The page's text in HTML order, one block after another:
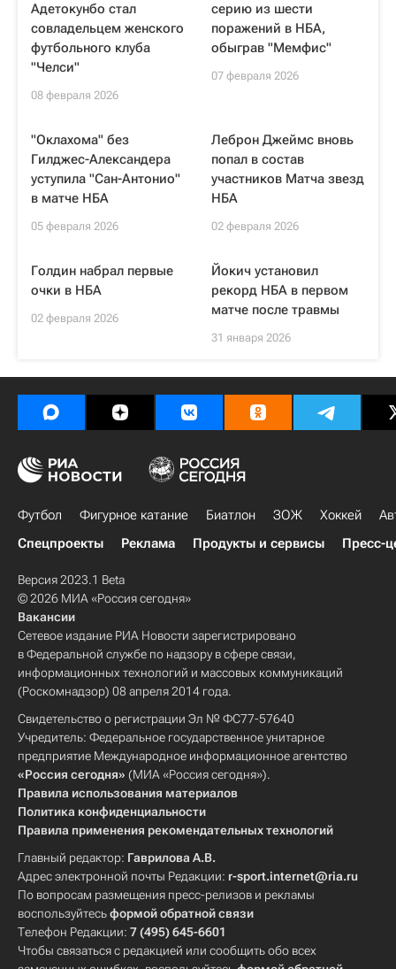
Адетокунбо стал
совладельцем женского
футбольного клуба
"Челси"
08 февраля 2026
серию из шести
поражений в НБА,
обыграв "Мемфис"
07 февраля 2026
"Оклахома" без
Гилджес-Александера
уступила "Сан-Антонио"
в матче НБА
05 февраля 2026
Леброн Джеймс вновь
попал в состав
участников Матча звезд
НБА
02 февраля 2026
Голдин набрал первые
очки в НБА
02 февраля 2026
Йокич установил
рекорд НБА в первом
матче после травмы
31 января 2026
Футбол Фигурное катание Биатлон ЗОЖ Хоккей
Спецпроекты
Реклама Продукты и сервисы Пресс-
Версия 2023.1 Beta
© 2026 МИА «Россия сегодня»
Вакансии
Сетевое издание РИА Новости зарегистрировано
в Федеральной службе по надзору в сфере связи,
информационных технологий и массовых коммуникаций
(Роскомнадзор) 08 апреля 2014 года.
Свидетельство о регистрации Эл № ФС77-57640
Учредитель: Федеральное государственное унитарное
предприятие Международное информационное агентство
«Россия сегодня» (МИА «Россия сегодня»).
Правила использования материалов
Политика конфиденциальности
Правила применения рекомендательных технологий
Главный редактор: Гаврилова А.В.
Адрес электронной почты Редакции: r-sport.internet@ria.ru
По вопросам размещения пресс-релизов и рекламы
воспользуйтесьформой обратной связи
Телефон Редакции: 7 (495) 645-6601
Чтобы связаться с редакцией или сообщить обо всех